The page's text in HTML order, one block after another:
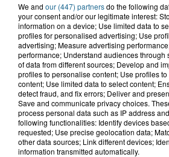
8h14
Boulogne-sur-Mer
des contrôles de
7h48
"Il faudrait
Saint-Omer
We and our (447) partnersdo the following
your consent and/or our legitimate interest:
information on a device; Use limited data to
profiles for personalised advertising; Use
advertising; Measure advertising
performance; Understand audiences through
of data from different sources; Develop and
profiles to personalise content; Use profiles
content; Use limited data to select content;
detect fraud, and fix errors; Deliver and
Save and communicate privacy choices.
process personal data such as IP address
following functionalities: Identify devices
requested; Use precise geolocation data;
other data sources; Link different devices;
information transmitted automatically.